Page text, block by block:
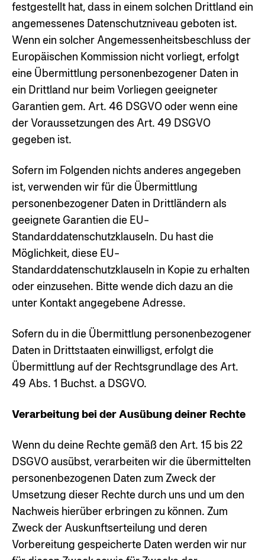
festgestellt hat, dass in einem solchen Drittland ein
angemessenes Datenschutzniveau geboten ist.
Wenn ein solcher Angemessenheitsbeschluss der
Europäischen Kommission nicht vorliegt, erfolgt
eine Übermittlung personenbezogener Daten in
ein Drittland nur beim Vorliegen geeigneter
Garantien gem. Art. 46 DSGVO oder wenn eine
der Voraussetzungen des Art. 49 DSGVO
gegeben ist.
Sofern im Folgenden nichts anderes angegeben
ist, verwenden wir für die Übermittlung
personenbezogener Daten in Drittländern als
geeignete Garantien die EU-
Standarddatenschutzklauseln. Du hast die
Möglichkeit, diese EU-
Standarddatenschutzklauseln in Kopie zu erhalten
oder einzusehen. Bitte wende dich dazu an die
unter Kontakt angegebene Adresse.
Sofern du in die Übermittlung personenbezogener
Daten in Drittstaaten einwilligst, erfolgt die
Übermittlung auf der Rechtsgrundlage des Art.
49 Abs. 1 Buchst. a DSGVO.
Verarbeitung bei der Ausübung deiner Rechte
Wenn du deine Rechte gemäß den Art. 15 bis 22
DSGVO ausübst, verarbeiten wir die übermittelten
personenbezogenen Daten zum Zweck der
Umsetzung dieser Rechte durch uns und um den
Nachweis hierüber erbringen zu können. Zum
Zweck der Auskunftserteilung und deren
Vorbereitung gespeicherte Daten werden wir nur